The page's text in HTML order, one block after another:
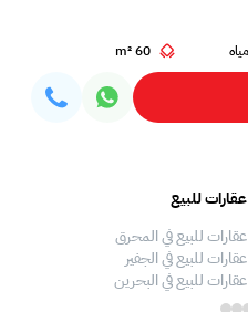
60 m²
عقارات للبيع
عقارات للبيع في المحرق
عقارات للبيع في الجفير
عقارات للبيع في البحرين